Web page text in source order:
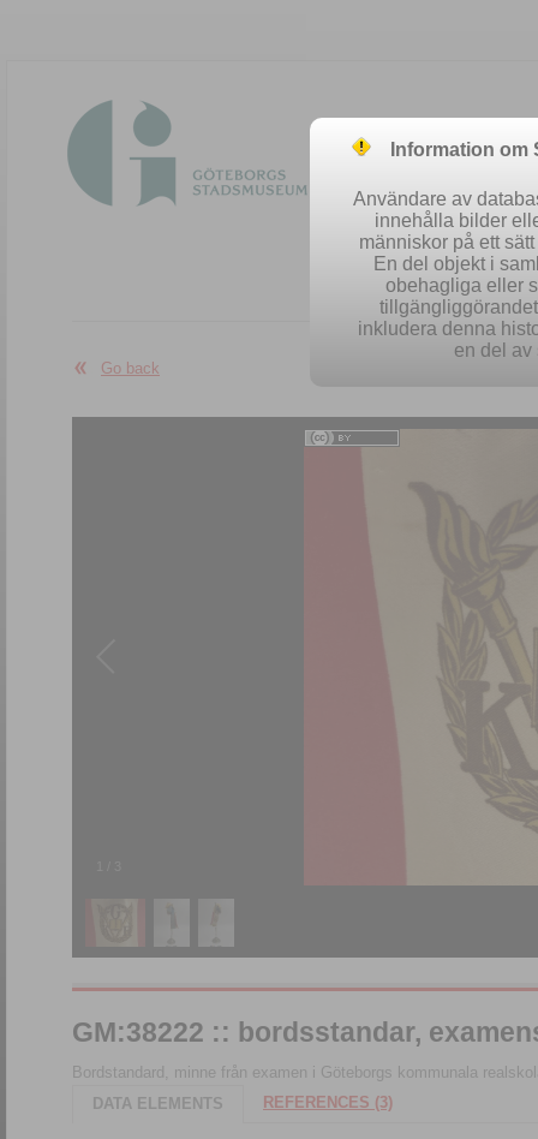
Easy
Go back
GM:38222 :: bordsstandar,
Bordstandard, minne från examen i Göteborgs kommunala
DATA ELEMENTS
REFERENCES (3)
Information
Användare av
innehålla bilder
människor på ett
En del objekt i
obehagliga eller
inkludera denna
en del av